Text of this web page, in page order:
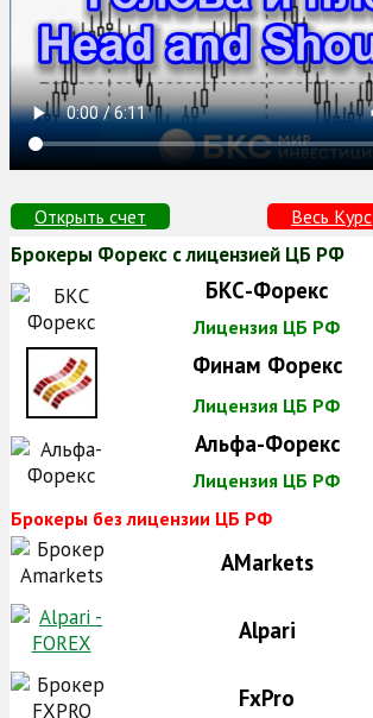
Открыть счет Весь Курс
Брокеры Форекс с лицензией ЦБ РФ
БКС-Форекс
Лицензия ЦБ РФ
Финам Форекс
Лицензия ЦБ РФ
Альфа-Форекс
Лицензия ЦБ РФ
Брокеры без лицензии ЦБ РФ
AMarkets
Alpari
FxPro